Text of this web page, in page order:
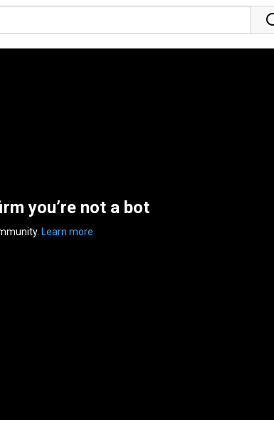
you’re not a bot
Learn more